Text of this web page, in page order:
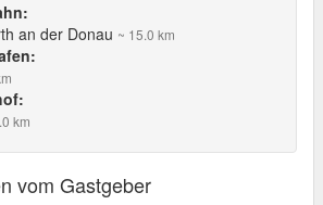
an der Donau ~ 15.0 km
km
vom Gastgeber